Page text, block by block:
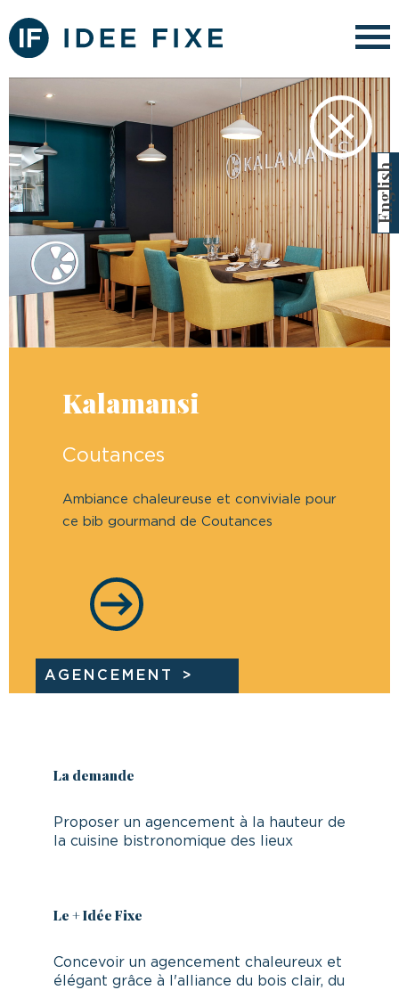
Kalamansi
Coutances
Ambiance chaleureuse et conviviale pour
ce bib gourmand de Coutances
AGENCEMENT
✕
La demande
Proposer un agencement à la hauteur de
la cuisine bistronomique des lieux
Le + Idée Fixe
Concevoir un agencement chaleureux et
élégant grâce à l'alliance du bois clair, du
English